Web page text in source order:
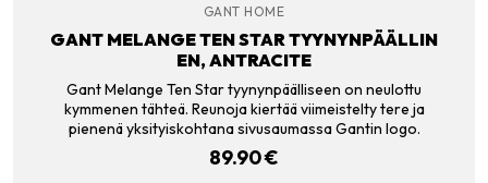
GANT HOME
GANT MELANGE TEN STAR TYYNYNPÄÄLLIN
EN, ANTRACITE
Gant Melange Ten Star tyynynpäälliseen on neulottu
kymmenen tähteä. Reunoja kiertää viimeistelty tere ja
pienenä yksityiskohtana sivusaumassa Gantin logo.
89.90€